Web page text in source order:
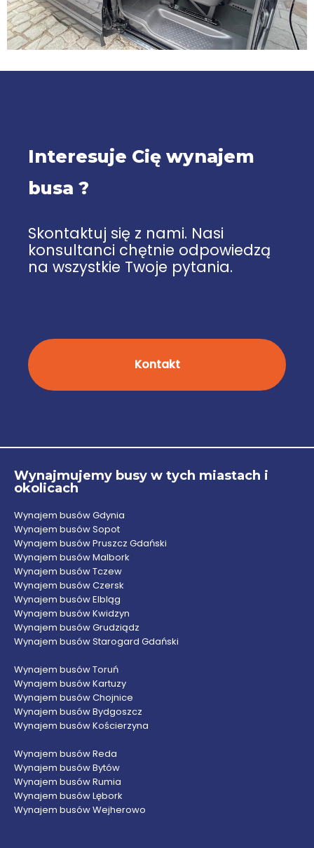
Interesuje Cię wynajem
busa ?
Skontaktuj się z nami. Nasi
konsultanci chętnie odpowiedzą
na wszystkie Twoje pytania.
Kontakt
Wynajmujemy busy w tych miastach i
okolicach
Wynajem busów Gdynia
Wynajem busów Sopot
Wynajem busów Pruszcz Gdański
Wynajem busów Malbork
Wynajem busów Tczew
Wynajem busów Czersk
Wynajem busów Elbląg
Wynajem busów Kwidzyn
Wynajem busów Grudziądz
Wynajem busów Starogard Gdański
Wynajem busów Toruń
Wynajem busów Kartuzy
Wynajem busów Chojnice
Wynajem busów Bydgoszcz
Wynajem busów Kościerzyna
Wynajem busów Reda
Wynajem busów Bytów
Wynajem busów Rumia
Wynajem busów Lębork
Wynajem busów Wejherowo